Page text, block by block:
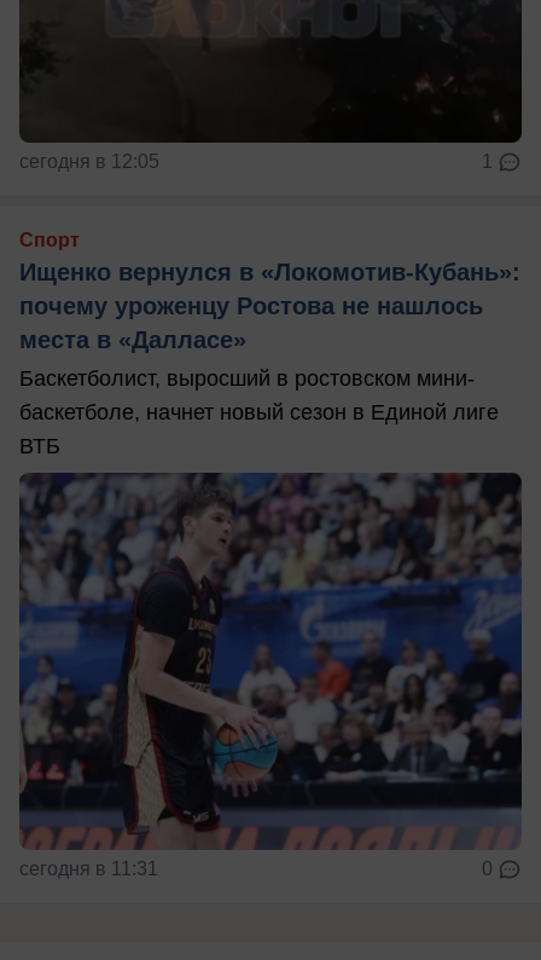
сегодня в 12:05 1
Спорт
Ищенко вернулся в «Локомотив-Кубань»:
почему уроженцу Ростова не нашлось
места в «Далласе»
Баскетболист, выросший в ростовском мини-
баскетболе, начнет новый сезон в Единой лиге
ВТБ
сегодня в 11:31 0